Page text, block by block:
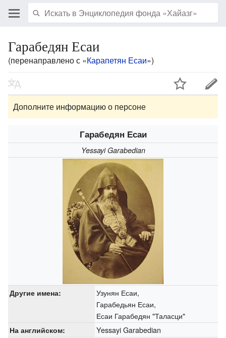
Гарабедян Есаи
(перенаправлено с «Карапетян Есаи»)
Дополните информацию о персоне
Гарабедян Есаи
Yessayi Garabedian
Другие имена:
Узунян Есаи,
Гарабедьян Есаи,
Есаи Гарабедян "Таласци"
На английском: Yessayi Garabedian